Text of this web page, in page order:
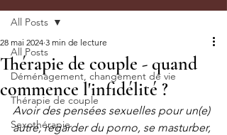
All Posts
Déménagement, changement de vie
Thérapie de couple
Sexothérapie
All Posts
Thérapie de couple - quand
commence l'infidélité ?
28 mai 2024 3 min de lecture
Avoir des pensées sexuelles pour un(e)
autre, regarder du porno, se masturber,